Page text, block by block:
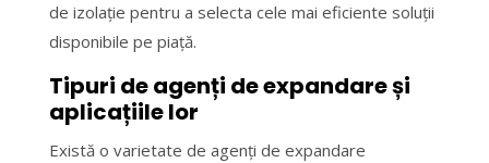
de izolație pentru a selecta cele mai eficiente soluții
disponibile pe piață.
Tipuri de agenți de expandare și
aplicațiile lor
Există o varietate de agenți de expandare